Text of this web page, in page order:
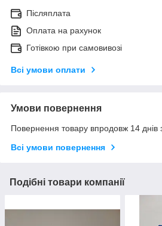
Післяплата
Оплата на рахунок
Готівкою при самовивозі
Всі умови оплати
Умови повернення
Повернення товару впродовж 14 днів
Всі умови повернення
Подібні товари компанії